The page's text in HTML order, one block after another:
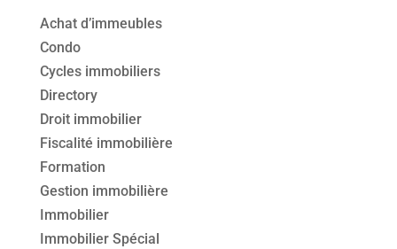
Achat d’immeubles
Condo
Cycles immobiliers
Directory
Droit immobilier
Fiscalité immobilière
Formation
Gestion immobilière
Immobilier
Immobilier Spécial